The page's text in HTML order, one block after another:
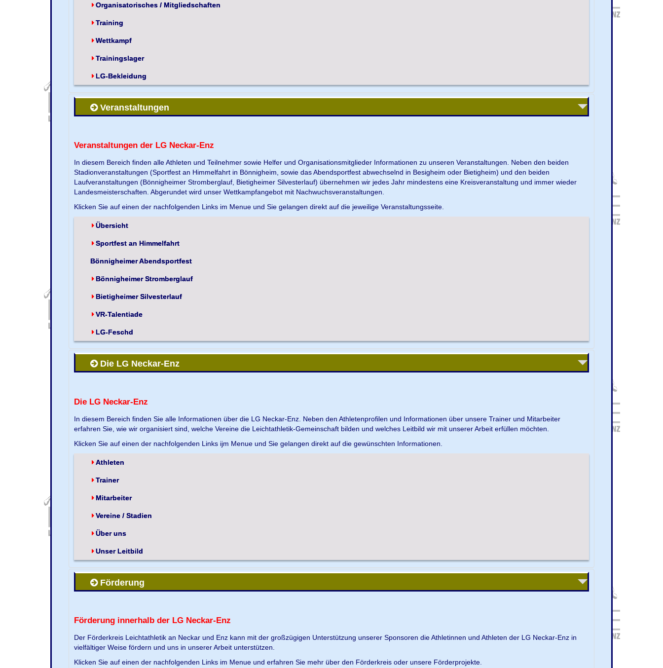
Organisatorisches / Mitgliedschaften
Training
Wettkampf
Trainingslager
LG-Bekleidung
Veranstaltungen
Veranstaltungen der LG Neckar-Enz
In diesem Bereich finden alle Athleten und Teilnehmer sowie Helfer und Organisationsmitglieder Informationen zu unseren Veranstaltungen. Neben den beiden
Stadionveranstaltungen (Sportfest an Himmelfahrt in Bönnigheim, sowie das Abendsportfest abwechselnd in Besigheim oder Bietigheim) und den beiden
Laufveranstaltungen (Bönnigheimer Stromberglauf, Bietigheimer Silvesterlauf) übernehmen wir jedes Jahr mindestens eine Kreisveranstaltung und immer wieder
Landesmeisterschaften. Abgerundet wird unser Wettkampfangebot mit Nachwuchsveranstaltungen.
Klicken Sie auf einen der nachfolgenden Links im Menue und Sie gelangen direkt auf die jeweilige Veranstaltungsseite.
Übersicht
Sportfest an Himmelfahrt
Bönnigheimer Abendsportfest
Bönnigheimer Stromberglauf
Bietigheimer Silvesterlauf
VR-Talentiade
LG-Feschd
Die LG Neckar-Enz
Die LG Neckar-Enz
In diesem Bereich finden Sie alle Informationen über die LG Neckar-Enz. Neben den Athletenprofilen und Informationen über unsere Trainer und Mitarbeiter
erfahren Sie, wie wir organisiert sind, welche Vereine die Leichtathletik-Gemeinschaft bilden und welches Leitbild wir mit unserer Arbeit erfüllen möchten.
Klicken Sie auf einen der nachfolgenden Links ijm Menue und Sie gelangen direkt auf die gewünschten Informationen.
Athleten
Trainer
Mitarbeiter
Vereine / Stadien
Über uns
Unser Leitbild
Förderung
Förderung innerhalb der LG Neckar-Enz
Der Förderkreis Leichtathletik an Neckar und Enz kann mit der großzügigen Unterstützung unserer Sponsoren die Athletinnen und Athleten der LG Neckar-Enz in
vielfältiger Weise fördern und uns in unserer Arbeit unterstützen.
Klicken Sie auf einen der nachfolgenden Links im Menue und erfahren Sie mehr über den Förderkreis oder unsere Förderprojekte.